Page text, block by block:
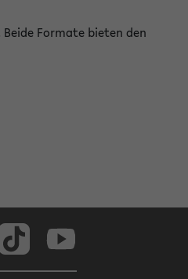
Formate bieten den